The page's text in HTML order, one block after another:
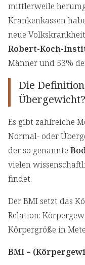
mittlerweile
Krankenkassen
neue
Robert-Koch-
Männer und 53%
Die
Übergewicht?
Es gibt zahlreiche
Normal- oder
der so genannte
vielen
findet.
Der BMI setzt das
Relation:
Körpergröße in
BMI =